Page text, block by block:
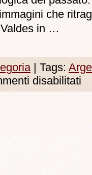
che
in …
Tags:
disabilitati